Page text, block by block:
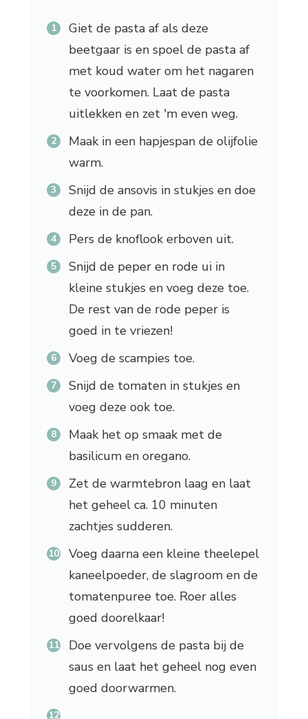
Giet de pasta af als deze
beetgaar is en spoel de pasta af
met koud water om het nagaren
te voorkomen. Laat de pasta
uitlekken en zet 'm even weg.
Maak in een hapjespan de olijfolie
warm.
Snijd de ansovis in stukjes en doe
deze in de pan.
Pers de knoflook erboven uit.
Snijd de peper en rode ui in
kleine stukjes en voeg deze toe.
De rest van de rode peper is
goed in te vriezen!
Voeg de scampies toe.
Snijd de tomaten in stukjes en
voeg deze ook toe.
Maak het op smaak met de
basilicum en oregano.
Zet de warmtebron laag en laat
het geheel ca. 10 minuten
zachtjes sudderen.
Voeg daarna een kleine theelepel
kaneelpoeder, de slagroom en de
tomatenpuree toe. Roer alles
goed doorelkaar!
Doe vervolgens de pasta bij de
saus en laat het geheel nog even
goed doorwarmen.